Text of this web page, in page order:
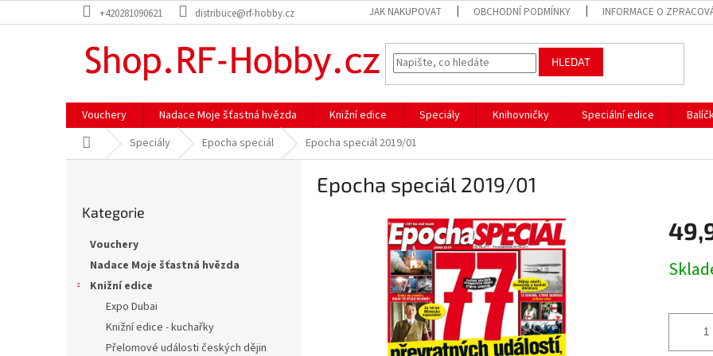
na
+420281090621 distribuce@rf-hobby.cz JAK NAKUPOVAT OBCHODNÍ PODMÍNKY INFORMACE O
HLEDAT
Vouchery Nadace Moje šťastná hvězda Knižní edice Speciály Knihovničky Speciální edice
Domů Speciály Epocha speciál Epocha speciál 2019/01
kategorie
Kategorie
Vouchery
Nadace Moje šťastná hvězda
Knižní edice
Expo Dubai
Knižní edice - kuchařky
Přelomové události českých dějin
Epocha speciál 2019/01
cena: